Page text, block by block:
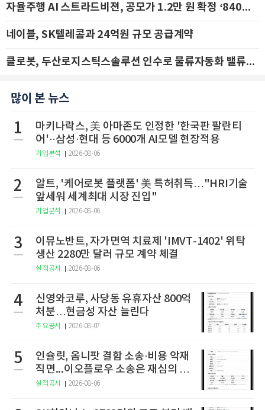
자율주행 AI 스트라드비젼, 공모가 1.2만 원 확정 ‘840억 수혈’
네이블, SK텔레콤과 24억원 규모 공급계약
클로봇, 두산로지스틱스솔루션 인수로 물류자동화 밸류체인 확장 추진 - IBK투자증권
많이 본 뉴스
1
마키나락스, 美 아마존도 인정한 '한국판 팔란티
어'··삼성·현대 등 6000개 AI모델 현장적용
기업분석 2026-08-06
2
알트, '케어로봇 플랫폼' 美 특허취득…"HRI기술
앞세워 세계최대 시장 진입"
기업분석 2026-08-06
3
이뮤노반트, 자가면역 치료제 'IMVT-1402' 위탁
생산 2280만 달러 규모 계약 체결
실적공시 2026-08-06
4
신영와코루, 사당동 유휴자산 800억
처분…현금성 자산 늘린다
주요공시 2026-08-07
5
인슐릿, 옴니팟 결함 소송·비용 악재
직면...이오플로우 소송은 재심의 청
구
실적공시 2026-08-06